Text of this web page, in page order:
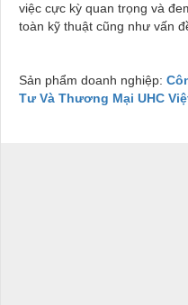
việc cực kỳ quan trọng và
toàn kỹ thuật cũng như vấn
Sản phẩm doanh nghiệp:
Tư Và Thương Mại UHC